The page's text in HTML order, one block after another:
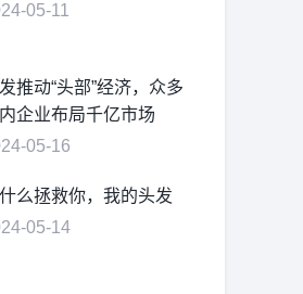
05-11
推动“头部”经济，众多
企业布局千亿市场
05-16
么拯救你，我的头发
05-14